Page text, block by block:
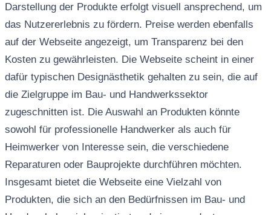
Darstellung der Produkte erfolgt visuell ansprechend, um
das Nutzererlebnis zu fördern. Preise werden ebenfalls
auf der Webseite angezeigt, um Transparenz bei den
Kosten zu gewährleisten. Die Webseite scheint in einer
dafür typischen Designästhetik gehalten zu sein, die auf
die Zielgruppe im Bau- und Handwerkssektor
zugeschnitten ist. Die Auswahl an Produkten könnte
sowohl für professionelle Handwerker als auch für
Heimwerker von Interesse sein, die verschiedene
Reparaturen oder Bauprojekte durchführen möchten.
Insgesamt bietet die Webseite eine Vielzahl von
Produkten, die sich an den Bedürfnissen im Bau- und